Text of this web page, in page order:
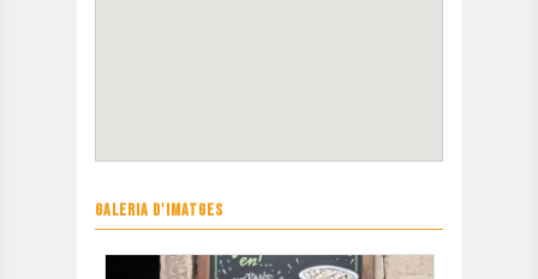
GALERIA D'IMATGES